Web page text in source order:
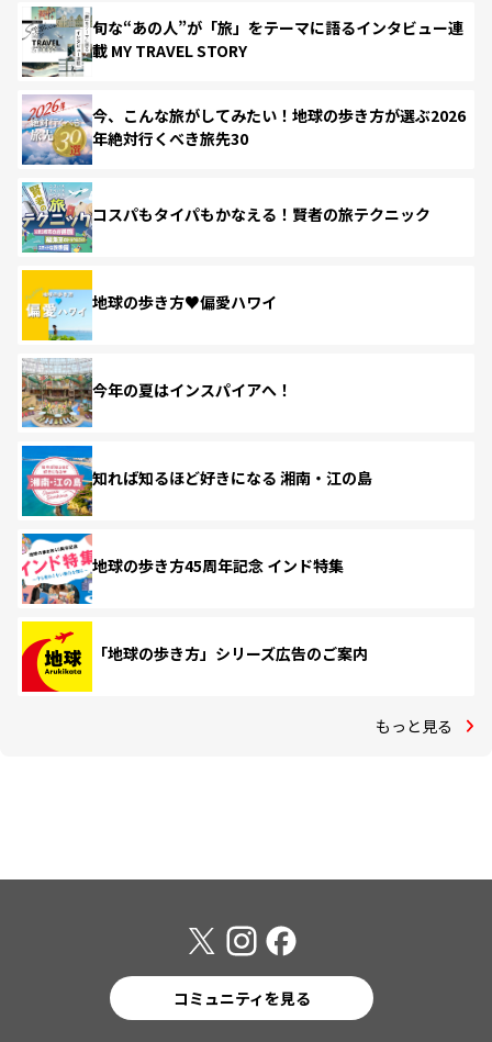
旬な“あの人”が「旅」をテーマに語るインタビュー連
載 MY TRAVEL STORY
今、こんな旅がしてみたい！地球の歩き方が選ぶ2026
年絶対行くべき旅先30
コスパもタイパもかなえる！賢者の旅テクニック
地球の歩き方♥偏愛ハワイ
今年の夏はインスパイアへ！
知れば知るほど好きになる 湘南・江の島
地球の歩き方45周年記念 インド特集
「地球の歩き方」シリーズ広告のご案内
もっと見る
コミュニティを見る